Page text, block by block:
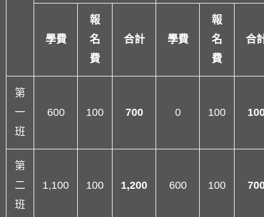
學費
報
名
費
合計 學費
報
名
費
合
第
一
班
600 100 700 0 100
第
二
班
1,100 100 1,200 600 100